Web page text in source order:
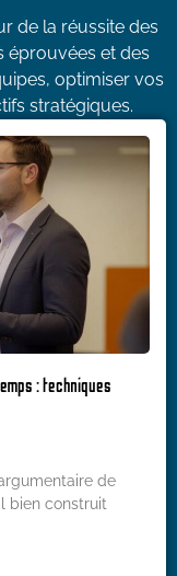
de la réussite des
éprouvées et des
optimiser vos
stratégiques.
: techniques
de
bien construit